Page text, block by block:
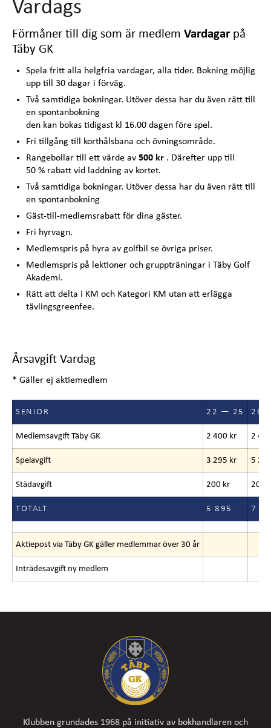
Vardags
Förmåner till dig som är medlem Vardagarpå
Täby GK
Spela fritt alla helgfria vardagar, alla tider. Bokning möjlig
upp till 30 dagar i förväg.
Två samtidiga bokningar. Utöver dessa har du även rätt till
en spontanbokning
den kan bokas tidigast kl 16.00 dagen före spel.
Fri tillgång till korthålsbana och övningsområde.
Rangebollar till ett värde av 500 kr . Därefter upp till
50 % rabatt vid laddning av kortet.
Två samtidiga bokningar. Utöver dessa har du även rätt till
en spontanbokning
Gäst-till-medlemsrabatt för dina gäster.
Fri hyrvagn.
Medlemspris på hyra av golfbil se övriga priser.
Medlemspris på lektioner och gruppträningar i Täby Golf
Akademi.
Rätt att delta i KM och Kategori KM utan att erlägga
tävlingsgreenfee.
Årsavgift Vardag
* Gäller ej aktiemedlem
SENIOR 22 — 25 26
Medlemsavgift Täby GK 2 400 kr 2
Spelavgift 3 295 kr 5
Städavgift 200 kr 200
TOTALT 5 895 7
Aktiepost via Täby GK gäller medlemmar över 30 år
Inträdesavgift ny medlem
Klubben grundades 1968 på initiativ av bokhandlaren och